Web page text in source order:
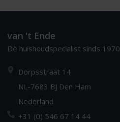
van 't Ende
Dè huishoudspecialist sinds 1970
Dorpsstraat 14
NL-7683 BJ Den Ham
Nederland
+31 (0) 546 67 14 44